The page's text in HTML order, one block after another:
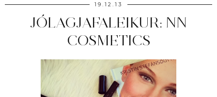
19.12.13
JÓLAGJAFALEIKUR: NN
COSMETICS